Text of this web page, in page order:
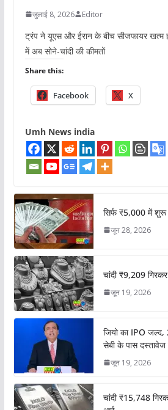
जुलाई 8, 2026 Editor
ट्रंप ने यूएस और ईरान के बीच सीजफायर खत्म
में अब सोने-चांदी की कीमतों
Share this:
Facebook X
Umh News india
सिर्फ ₹5,000 में
जून 28, 2026
चांदी ₹9,209
जून 19, 2026
जियो का IPO जल्द,
सेबी के पास दस्तावेज
जून 19, 2026
चांदी ₹15,748